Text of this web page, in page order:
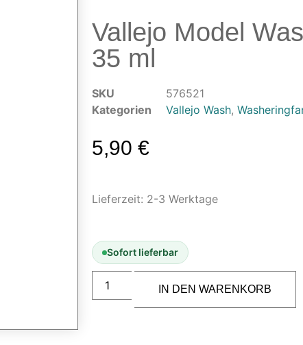
Vallejo Model
35 ml
SKU
576521
Kategorien
Vallejo Wash,
5,90 €
Lieferzeit: 2-3 Werktage
Sofort lieferbar
IN DEN WARENKORB